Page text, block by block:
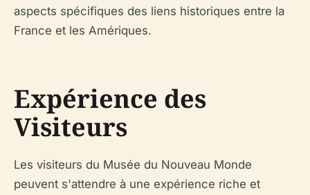
aspects spécifiques des liens historiques entre la
France et les Amériques.
Expérience des
Visiteurs
Les visiteurs du Musée du Nouveau Monde
peuvent s'attendre à une expérience riche et